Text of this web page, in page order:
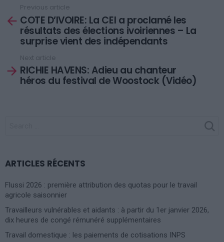
more
Previous article
COTE D’IVOIRE: La CEI a proclamé les
résultats des élections ivoiriennes – La
surprise vient des indépendants
Next article
RICHIE HAVENS: Adieu au chanteur
héros du festival de Woostock (Vidéo)
ARTICLES RÉCENTS
Flussi 2026 : première attribution des quotas pour le travail
agricole saisonnier
Travailleurs vulnérables et aidants : à partir du 1er janvier 2026,
dix heures de congé rémunéré supplémentaires
Travail domestique : les paiements de cotisations INPS